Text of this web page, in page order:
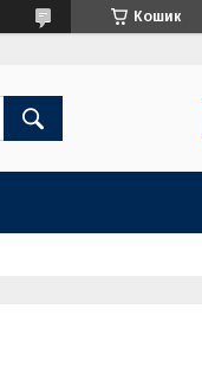
Кошик